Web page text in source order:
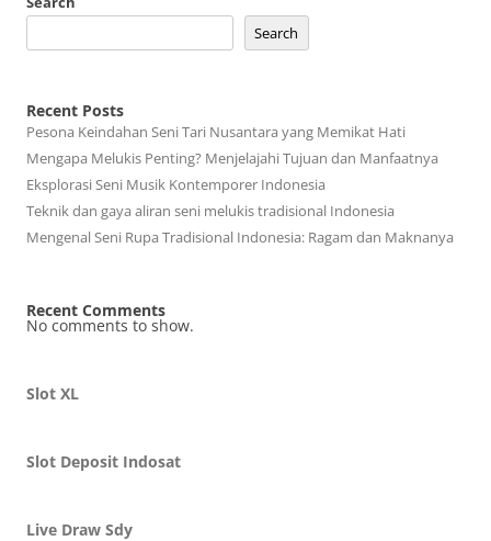
Search
Recent Posts
Pesona Keindahan Seni Tari Nusantara yang Memikat Hati
Mengapa Melukis Penting? Menjelajahi Tujuan dan Manfaatnya
Eksplorasi Seni Musik Kontemporer Indonesia
Teknik dan gaya aliran seni melukis tradisional Indonesia
Mengenal Seni Rupa Tradisional Indonesia: Ragam dan Maknanya
Recent Comments
No comments to show.
Slot XL
Slot Deposit Indosat
Live Draw Sdy